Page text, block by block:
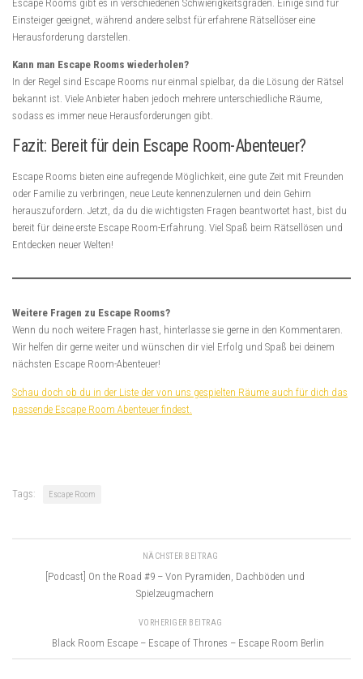
Escape Rooms gibt es in verschiedenen Schwierigkeitsgraden. Einige sind für
Einsteiger geeignet, während andere selbst für erfahrene Rätsellöser eine
Herausforderung darstellen.
Kann man Escape Rooms wiederholen?
In der Regel sind Escape Rooms nur einmal spielbar, da die Lösung der Rätsel
bekannt ist. Viele Anbieter haben jedoch mehrere unterschiedliche Räume,
sodass es immer neue Herausforderungen gibt.
Fazit: Bereit für dein Escape Room-Abenteuer?
Escape Rooms bieten eine aufregende Möglichkeit, eine gute Zeit mit Freunden
oder Familie zu verbringen, neue Leute kennenzulernen und dein Gehirn
herauszufordern. Jetzt, da du die wichtigsten Fragen beantwortet hast, bist du
bereit für deine erste Escape Room-Erfahrung. Viel Spaß beim Rätsellösen und
Entdecken neuer Welten!
Weitere Fragen zu Escape Rooms?
Wenn du noch weitere Fragen hast, hinterlasse sie gerne in den Kommentaren.
Wir helfen dir gerne weiter und wünschen dir viel Erfolg und Spaß bei deinem
nächsten Escape Room-Abenteuer!
Schau doch ob du in der Liste der von uns gespielten Räume auch für dich das
passende Escape Room Abenteuer findest.
Tags: Escape Room
NÄCHSTER BEITRAG
[Podcast] On the Road #9 – Von Pyramiden, Dachböden und
Spielzeugmachern
VORHERIGER BEITRAG
Black Room Escape – Escape of Thrones – Escape Room Berlin